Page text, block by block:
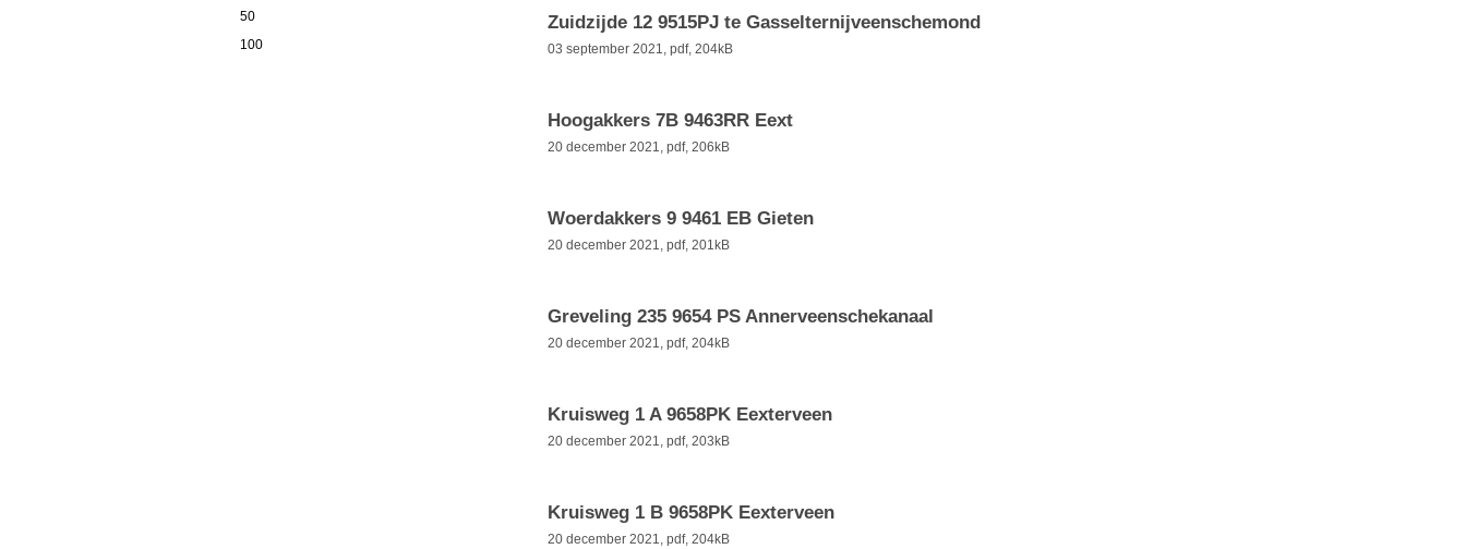
Zuidzijde 12 9515PJ te Gasselternijveenschemond
03 september 2021, pdf, 204kB
Hoogakkers 7B 9463RR Eext
20 december 2021, pdf, 206kB
Woerdakkers 9 9461 EB Gieten
20 december 2021, pdf, 201kB
Greveling 235 9654 PS Annerveenschekanaal
20 december 2021, pdf, 204kB
Kruisweg 1 A 9658PK Eexterveen
20 december 2021, pdf, 203kB
Kruisweg 1 B 9658PK Eexterveen
20 december 2021, pdf, 204kB
50
100